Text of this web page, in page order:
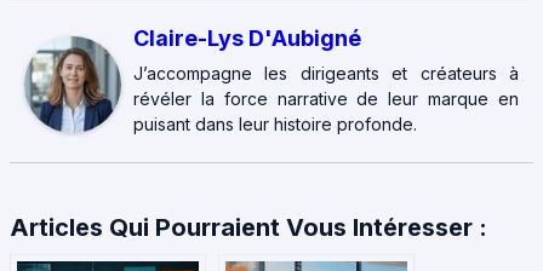
Claire-Lys D'Aubigné
J’accompagne les dirigeants et créateurs à
révéler la force narrative de leur marque en
puisant dans leur histoire profonde.
Articles Qui Pourraient Vous Intéresser :